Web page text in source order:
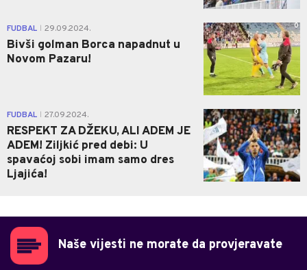
FUDBAL 29.09.2024.
Bivši golman Borca napadnut u
Novom Pazaru!
0
FUDBAL 27.09.2024.
RESPEKT ZA DŽEKU, ALI ADEM JE
ADEM! Ziljkić pred debi: U
spavaćoj sobi imam samo dres
Ljajića!
0
Naše vijesti ne morate da provjeravate